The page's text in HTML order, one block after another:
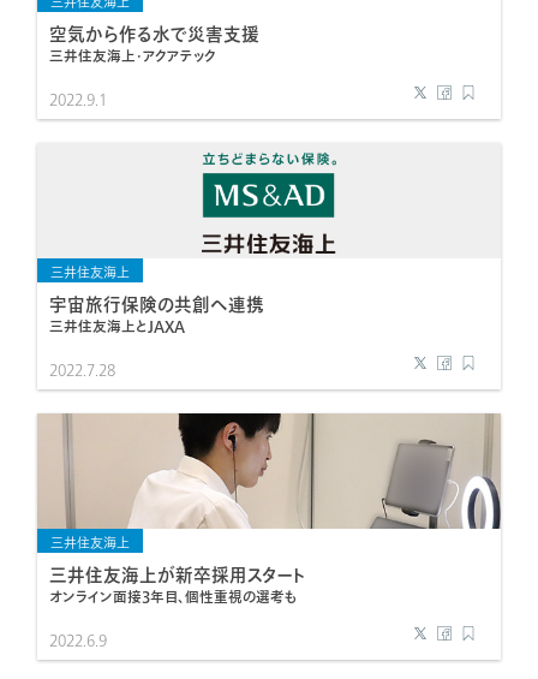
空気から作る水で災害支援
三井住友海上・アクアテック
2022.9.1
三井住友海上
宇宙旅行保険の共創へ連携
三井住友海上とJAXA
2022.7.28
三井住友海上
三井住友海上が新卒採用スタート
オンライン面接3年目、個性重視の選考も
2022.6.9